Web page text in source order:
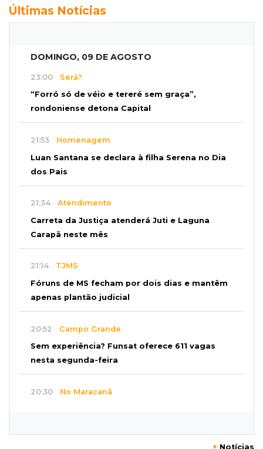
Últimas Notícias
DOMINGO, 09 DE AGOSTO
23:00 Será?
“Forró só de véio e tereré sem graça”,
rondoniense detona Capital
21:53 Homenagem
Luan Santana se declara à filha Serena no Dia
dos Pais
21:34 Atendimento
Carreta da Justiça atenderá Juti e Laguna
Carapã neste mês
21:14 TJMS
Fóruns de MS fecham por dois dias e mantêm
apenas plantão judicial
20:52 Campo Grande
Sem experiência? Funsat oferece 611 vagas
nesta segunda-feira
20:30 No Maracanã
+ Notícias